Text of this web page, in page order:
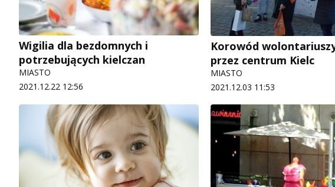
Wigilia dla bezdomnych i
potrzebujących kielczan
MIASTO
2021.12.22 12:56
Korowód
przez centrum Kielc
MIASTO
2021.12.03 11:53